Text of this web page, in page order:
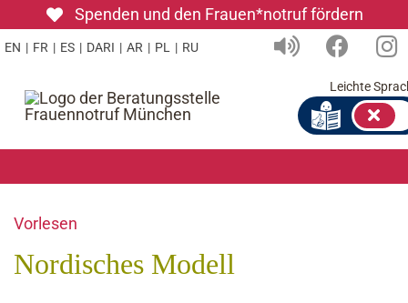
Spenden und den Frauen*notruf fördern
EN | FR | ES | DARI | AR | PL | RU
Leichte
Vorlesen
Nordisches Modell